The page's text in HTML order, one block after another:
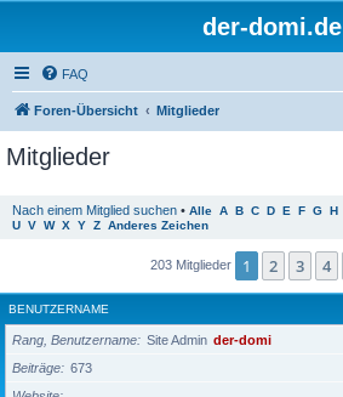
der-domi.de
FAQ
Foren-Übersicht Mitglieder
Mitglieder
Nach einem Mitglied suchen • Alle A B C D E F G H
U V W X Y Z Anderes Zeichen
203 Mitglieder 1 2 3 4
BENUTZERNAME
Rang, Benutzername Site Admin der-domi
Beiträge
673